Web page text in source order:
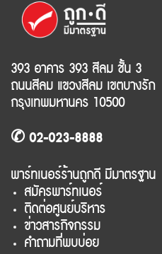
393 อาคาร 393 สีลม ชั้น 3
ถนนสีลม แขวงสีลม เขตบางรัก
กรุงเทพมหานคร 10500
✆ 02-023-8888
พาร์ทเนอร์ร้านถูกดี มีมาตรฐาน
สมัครพาร์ทเนอร์
ติดต่อศูนย์บริหาร
ข่าวสารกิจกรรม
คำถามที่พบบ่อย